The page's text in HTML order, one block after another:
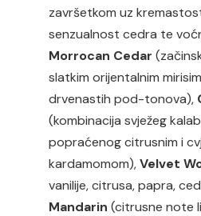
završetkom uz
senzualnost cedra te
Morrocan Cedar (
slatkim orijentalnim
drvenastih pod-tonova),
(kombinacija svježeg
popraćenog citrusnim i c
kardamomom),Velvet
vanilije, citrusa, papra,
Mandarin (citrusne note